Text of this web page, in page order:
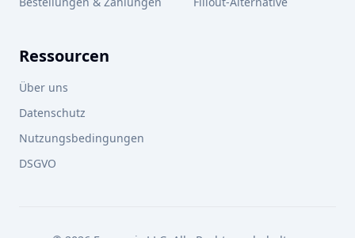
Ressourcen
Über uns
Datenschutz
Nutzungsbedingungen
DSGVO